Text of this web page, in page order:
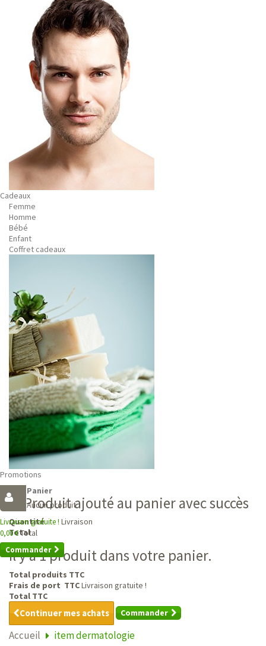
Cadeaux
Femme
Homme
Bébé
Enfant
Coffret cadeaux
Promotions
Panier
Aucun produit
Livraison gratuite ! Livraison
0,00 €Total
Commander
Produit ajouté au panier avec succès
Quantité
Total
Il y a 1 produit dans votre panier.
Total produits TTC
Frais de port TTCLivraison gratuite !
Total TTC
Continuer mes achats Commander
Accueil item dermatologie